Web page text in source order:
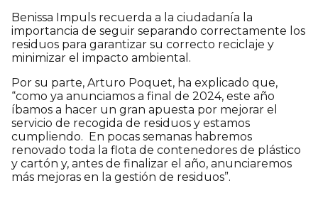
Benissa Impuls recuerda a la ciudadanía la
importancia de seguir separando correctamente los
residuos para garantizar su correcto reciclaje y
minimizar el impacto ambiental.
Por su parte, Arturo Poquet, ha explicado que,
“como ya anunciamos a final de 2024, este año
íbamos a hacer un gran apuesta por mejorar el
servicio de recogida de residuos y estamos
cumpliendo. En pocas semanas habremos
renovado toda la flota de contenedores de plástico
y cartón y, antes de finalizar el año, anunciaremos
más mejoras en la gestión de residuos”.